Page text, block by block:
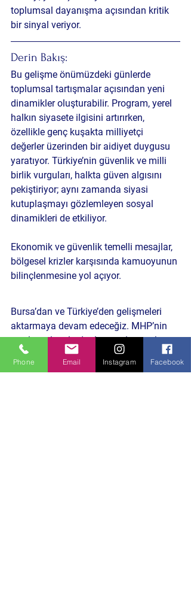
toplumsal dayanışma açısından kritik
bir sinyal veriyor.
Derin Bakış:
Bu gelişme önümüzdeki günlerde
toplumsal tartışmalar açısından yeni
dinamikler oluşturabilir. Program, yerel
halkın siyasete ilgisini artırırken,
özellikle genç kuşakta milliyetçi
değerler üzerinden bir aidiyet duygusu
yaratıyor. Türkiye’nin güvenlik ve milli
birlik vurguları, halkta güven algısını
pekiştiriyor; aynı zamanda siyasi
kutuplaşmayı gözlemleyen sosyal
dinamikleri de etkiliyor.
Ekonomik ve güvenlik temelli mesajlar,
bölgesel krizler karşısında kamuoyunun
bilinçlenmesine yol açıyor.
Bursa’dan ve Türkiye’den gelişmeleri
aktarmaya devam edeceğiz. MHP’nin
yerel ve ulusal adımları, toplumun her
kesimi tarafından yakından takip
Phone Email Instagram Facebook